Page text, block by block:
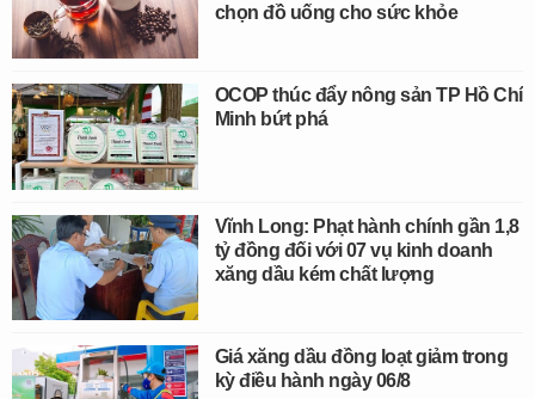
chọn đồ uống cho sức khỏe
OCOP thúc đẩy nông sản TP Hồ Chí
Minh bứt phá
Vĩnh Long: Phạt hành chính gần 1,8
tỷ đồng đối với 07 vụ kinh doanh
xăng dầu kém chất lượng
Giá xăng dầu đồng loạt giảm trong
kỳ điều hành ngày 06/8